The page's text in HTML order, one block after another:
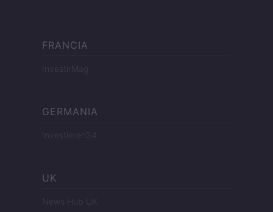
FRANCIA
InvestirMag
GERMANIA
Investieren24
UK
News Hub UK